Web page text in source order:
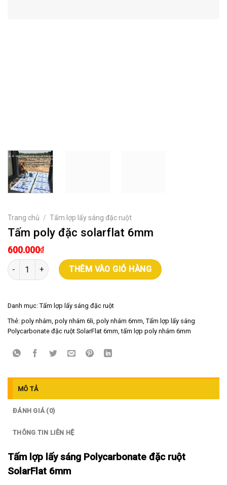
Trang chủ / Tấm lợp lấy sáng đặc ruột
Tấm poly đặc solarflat 6mm
600.000₫
Tấm poly đặc solarflat 6mm số lượng
THÊM VÀO GIỎ HÀNG
Danh mục: Tấm lợp lấy sáng đặc ruột
Thẻ: poly nhám, poly nhám 6li, poly nhám 6mm, Tấm lợp lấy sáng
Polycarbonate đặc ruột SolarFlat 6mm,tấm lợp poly nhám 6mm
MÔ TẢ
ĐÁNH GIÁ (0)
THÔNG TIN LIÊN HỆ
Tấm lợp lấy sáng Polycarbonate đặc ruột
SolarFlat 6mm